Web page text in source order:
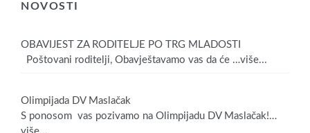
NOVOSTI
OBAVIJEST ZA RODITELJE PO TRG MLADOSTI
Poštovani roditelji, Obavještavamo vas da će …više...
Olimpijada DV Maslačak
S ponosom vas pozivamo na Olimpijadu DV Maslačak!…